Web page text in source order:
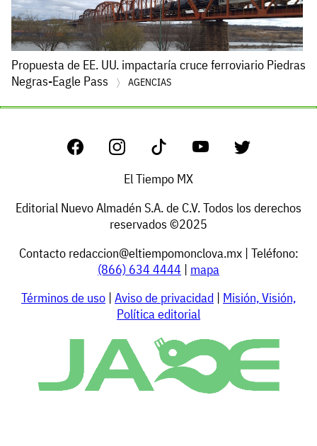
Propuesta de EE. UU. impactaría cruce ferroviario Piedras
Negras-Eagle Pass
AGENCIAS
El Tiempo MX
Editorial Nuevo Almadén S.A. de C.V. Todos los derechos
reservados ©2025
Contacto redaccion@eltiempomonclova.mx| Teléfono:
(866) 634 4444 | mapa
Términos de uso | Aviso de privacidad | Misión, Visión,
Política editorial